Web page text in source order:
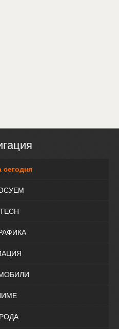
сегодня